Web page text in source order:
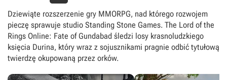
Dziewiąte rozszerzenie gry MMORPG, nad którego rozwojem
pieczę sprawuje studio Standing Stone Games. The Lord of the
Rings Online: Fate of Gundabad śledzi losy krasnoludzkiego
księcia Durina, który wraz z sojusznikami pragnie odbić tytułową
twierdzę okupowaną przez orków.